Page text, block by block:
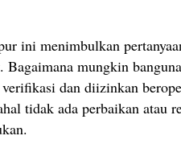
ini menimbulkan
Bagaimana mungkin
dan diizinkan
tidak ada perbaikan atau